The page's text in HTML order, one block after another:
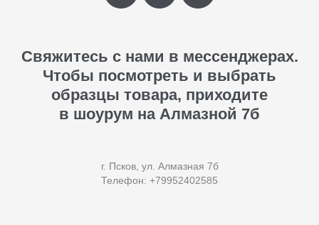
Свяжитесь с нами в мессенджерах.
Чтобы посмотреть и выбрать
образцы товара, приходите
в шоурум на Алмазной 7б
г. Псков, ул. Алмазная 7б
Телефон: +79952402585